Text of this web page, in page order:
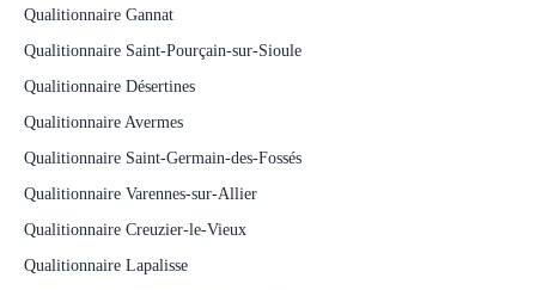
Qualitionnaire Gannat
Qualitionnaire Saint-Pourçain-sur-Sioule
Qualitionnaire Désertines
Qualitionnaire Avermes
Qualitionnaire Saint-Germain-des-Fossés
Qualitionnaire Varennes-sur-Allier
Qualitionnaire Creuzier-le-Vieux
Qualitionnaire Lapalisse